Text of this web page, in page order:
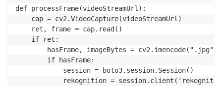
"Confidence":
                                "Value": true
                            }
                        }
                    ]
                }
            "BoundingBox": {
def processFrame(videoStreamUrl):
    cap = cv2.VideoCapture(videoStreamUrl)
    ret, frame = cap.read()
    if ret:
hasFrame, imageBytes = cv2.imencode(".jpg",
        if hasFrame:
            session = boto3.session.Session()
rekognition =